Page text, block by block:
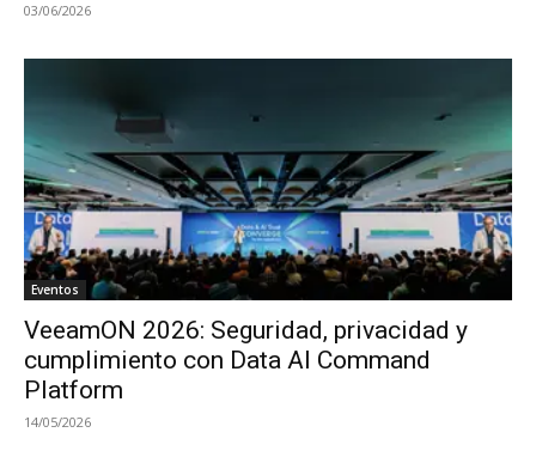
03/06/2026
Eventos
VeeamON 2026: Seguridad, privacidad y
cumplimiento con Data AI Command
Platform
14/05/2026